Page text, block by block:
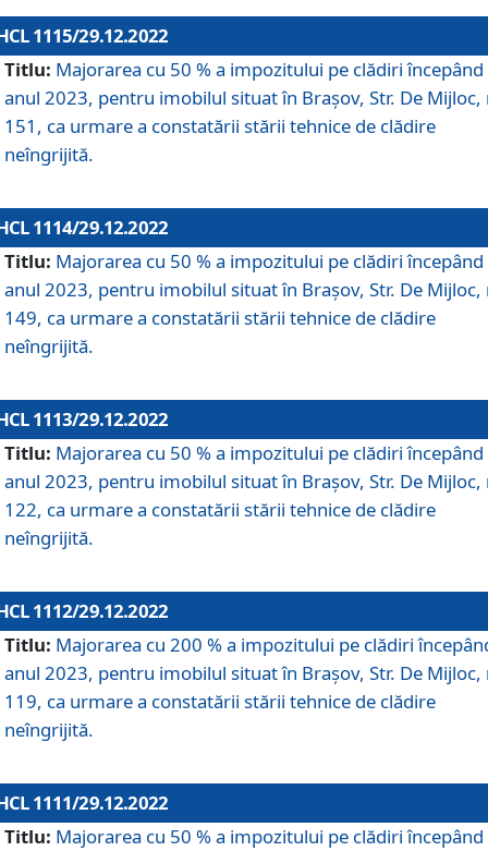
1115/29.12.2022
Titlu: Majorarea cu 50 % a impozitului pe clădiri începând
anul 2023, pentru imobilul situat în Braşov, Str. De Mijloc,
151, ca urmare a constatării stării tehnice de clădire
neîngrijită.
1114/29.12.2022
Titlu: Majorarea cu 50 % a impozitului pe clădiri începând
anul 2023, pentru imobilul situat în Braşov, Str. De Mijloc,
149, ca urmare a constatării stării tehnice de clădire
neîngrijită.
1113/29.12.2022
Titlu: Majorarea cu 50 % a impozitului pe clădiri începând
anul 2023, pentru imobilul situat în Braşov, Str. De Mijloc,
122, ca urmare a constatării stării tehnice de clădire
neîngrijită.
1112/29.12.2022
Titlu: Majorarea cu 200 % a impozitului pe clădiri
anul 2023, pentru imobilul situat în Braşov, Str. De Mijloc,
119, ca urmare a constatării stării tehnice de clădire
neîngrijită.
1111/29.12.2022
Titlu: Majorarea cu 50 % a impozitului pe clădiri începând